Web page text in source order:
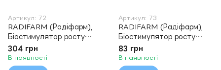
Артикул: 72
RADIFARM (Радіфарм),
Біостимулятор росту
кореневої системи,
укорінювач, Valagro, 100
мл
304 грн
В наявності
Артикул: 73
RADIFARM (Радіфарм),
Біостимулятор росту
кореневої системи,
укорінювач, Valagro, 25
мл
83 грн
В наявності